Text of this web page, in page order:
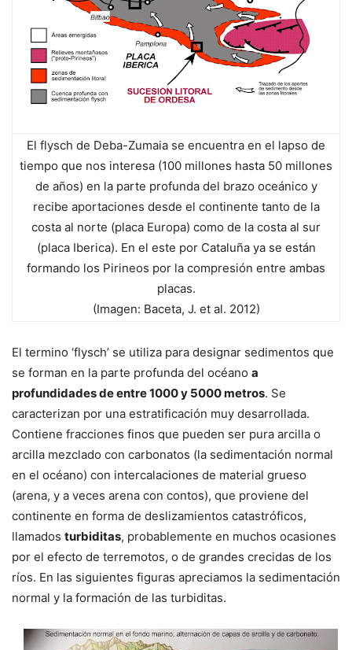
El flysch de Deba-Zumaia se encuentra en el lapso de
tiempo que nos interesa (100 millones hasta 50 millones
de años) en la parte profunda del brazo oceánico y
recibe aportaciones desde el continente tanto de la
costa al norte (placa Europa) como de la costa al sur
(placa Iberica). En el este por Cataluña ya se están
formando los Pirineos por la compresión entre ambas
placas.
(Imagen: Baceta, J. et al. 2012)
El termino ‘flysch’ se utiliza para designar sedimentos que
se forman en la parte profunda del océano a
profundidades de entre 1000 y 5000 metros. Se
caracterizan por una estratificación muy desarrollada.
Contiene fracciones finos que pueden ser pura arcilla o
arcilla mezclado con carbonatos (la sedimentación normal
en el océano) con intercalaciones de material grueso
(arena, y a veces arena con contos), que proviene del
continente en forma de deslizamientos catastróficos,
llamados turbiditas, probablemente en muchos ocasiones
por el efecto de terremotos, o de grandes crecidas de los
ríos. En las siguientes figuras apreciamos la sedimentación
normal y la formación de las turbiditas.